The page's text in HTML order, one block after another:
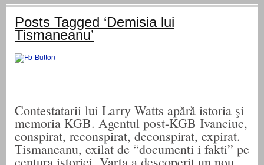
Posts Tagged ‘Demisia lui
Tismaneanu’
Contestatarii lui Larry Watts apără istoria şi
memoria KGB. Agentul post-KGB Ivanciuc,
conspirat, reconspirat, deconspirat, expirat.
Tismaneanu, exilat de “documenti i fakti” pe